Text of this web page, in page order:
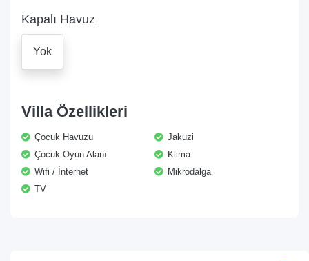
Kapalı Havuz
Yok
Villa Özellikleri
Çocuk Havuzu
Jakuzi
Çocuk Oyun Alanı
Klima
Wifi / İnternet
Mikrodalga
TV